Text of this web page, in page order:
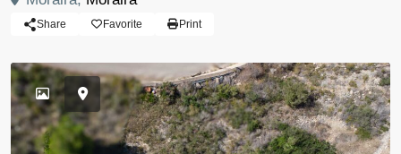
Share Favorite Print